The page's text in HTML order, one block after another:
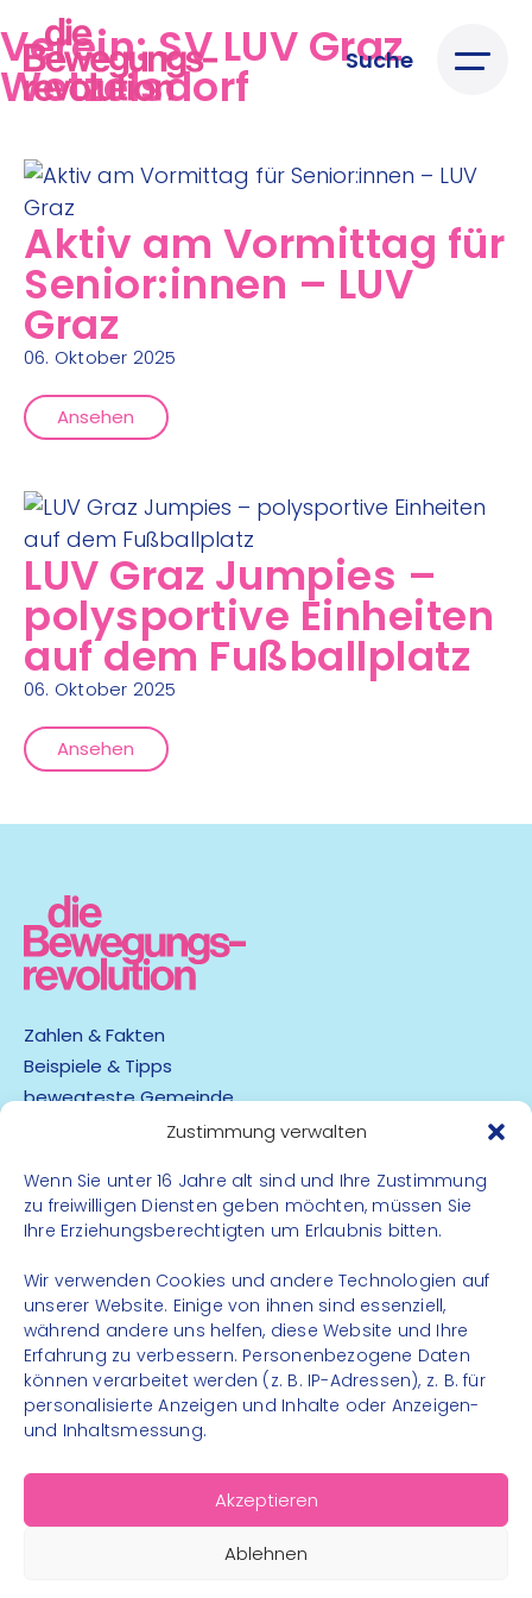
Zustimmung verwalten
Wenn Sie unter 16 Jahre alt sind und Ihre Zustimmung
zu freiwilligen Diensten geben möchten, müssen Sie
Ihre Erziehungsberechtigten um Erlaubnis bitten.
Wir verwenden Cookies und andere Technologien auf
unserer Website. Einige von ihnen sind essenziell,
während andere uns helfen, diese Website und Ihre
Erfahrung zu verbessern. Personenbezogene Daten
können verarbeitet werden (z. B. IP-Adressen), z. B. für
personalisierte Anzeigen und Inhalte oder Anzeigen-
und Inhaltsmessung.
Akzeptieren
Ablehnen
Suche
Verein:SV LUV Graz
Wetzelsdorf
Aktiv am Vormittag für
Senior:innen – LUV
Graz
06. Oktober 2025
Ansehen
LUV Graz Jumpies –
polysportive Einheiten
auf dem Fußballplatz
06. Oktober 2025
Ansehen
Zahlen & Fakten
Beispiele & Tipps
bewegteste Gemeinde
Barrierefreiheit
Datenschutz
Impressum
Kontakt
FOLGE UNS
Instagram
Facebook
© 2026 – Bewegungsland Steiermark gGmbH - Alle